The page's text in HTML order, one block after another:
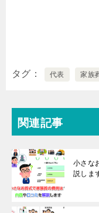
タグ 代表 家族
関連記事
小さな
説しま